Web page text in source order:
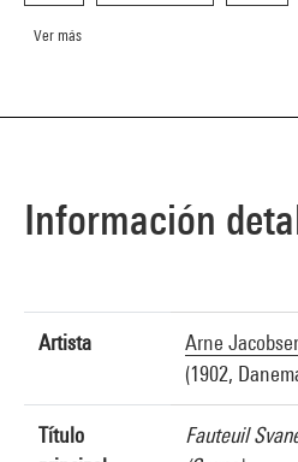
Ver más
Información
Artista
Arne
(1902,
Título
Fauteuil